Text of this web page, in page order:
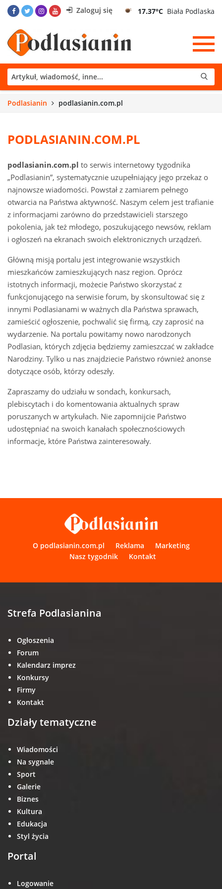
Zaloguj się 17.37°C Biała Podlaska
Podlasianin podlasianin.com.pl
PODLASIANIN.COM.PL
podlasianin.com.pl to serwis internetowy tygodnika
„Podlasianin”, systematycznie uzupełniający jego przekaz o
najnowsze wiadomości. Powstał z zamiarem pełnego
otwarcia na Państwa aktywność. Naszym celem jest trafianie
z informacjami zarówno do przedstawicieli starszego
pokolenia, jak też młodego, poszukującego newsów, reklam
i ogłoszeń na ekranach swoich elektronicznych urządzeń.
Główną misją portalu jest integrowanie wszystkich
mieszkańców zamieszkujących nasz region. Oprócz
istotnych informacji, możecie Państwo skorzystać z
funkcjonującego na serwisie forum, by skonsultować się z
innymi Podlasianami w ważnych dla Państwa sprawach,
zamieścić ogłoszenie, pochwalić się firmą, czy zaprosić na
wydarzenie. Na portalu powitamy nowo narodzonych
Podlasian, których zdjęcia będziemy zamieszczać w zakładce
Narodziny. Tylko u nas znajdziecie Państwo również anonse
dotyczące osób, którzy odeszły.
Zapraszamy do udziału w sondach, konkursach,
plebiscytach i do komentowania aktualnych spraw
poruszanych w artykułach. Nie zapomnijcie Państwo
udostępniać na swoich kanałach społecznościowych
informacje, które Państwa zainteresowały.
O podlasianin.com.pl Reklama
Marketing
Nasz tygodnik
Kontakt
Strefa Podlasianina
Ogłoszenia
Forum
Kalendarz imprez
Konkursy
Firmy
Kontakt
Działy tematyczne
Wiadomości
Na sygnale
Sport
Galerie
Biznes
Kultura
Edukacja
Styl życia
Portal
Logowanie